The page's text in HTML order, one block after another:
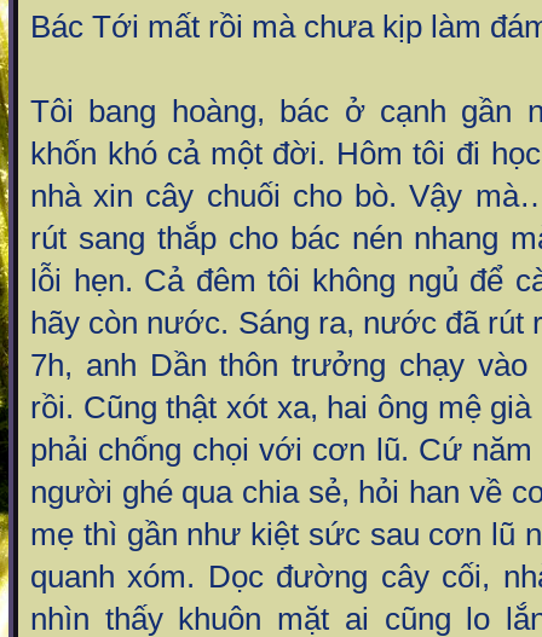
Bác Tới mất rồi mà chưa kịp làm
Tôi bang hoàng, bác ở cạnh gần
khốn khó cả một đời. Hôm tôi đi
nhà xin cây chuối cho bò. Vậy
rút sang thắp cho bác nén nhang
lỗi hẹn. Cả đêm tôi không ngủ để
hãy còn nước. Sáng ra, nước đã rút
7h, anh Dần thôn trưởng chạy
rồi. Cũng thật xót xa, hai ông mệ
phải chống chọi với cơn lũ. Cứ
người ghé qua chia sẻ, hỏi han về
mẹ thì gần như kiệt sức sau cơn lũ
quanh xóm. Dọc đường cây cối,
nhìn thấy khuôn mặt ai cũng lo